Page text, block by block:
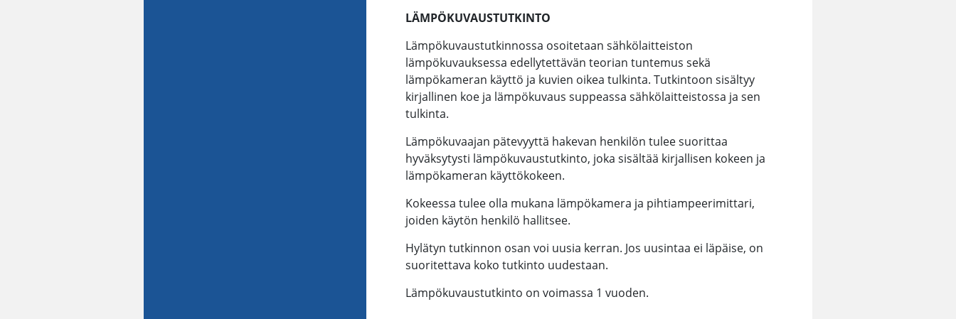
LÄMPÖKUVAUSTUTKINTO
Lämpökuvaustutkinnossa osoitetaan sähkölaitteiston
lämpökuvauksessa edellytettävän teorian tuntemus sekä
lämpökameran käyttö ja kuvien oikea tulkinta. Tutkintoon sisältyy
kirjallinen koe ja lämpökuvaus suppeassa sähkölaitteistossa ja sen
tulkinta.
Lämpökuvaajan pätevyyttä hakevan henkilön tulee suorittaa
hyväksytysti lämpökuvaustutkinto, joka sisältää kirjallisen kokeen ja
lämpökameran käyttökokeen.
Kokeessa tulee olla mukana lämpökamera ja pihtiampeerimittari,
joiden käytön henkilö hallitsee.
Hylätyn tutkinnon osan voi uusia kerran. Jos uusintaa ei läpäise, on
suoritettava koko tutkinto uudestaan.
Lämpökuvaustutkinto on voimassa 1 vuoden.